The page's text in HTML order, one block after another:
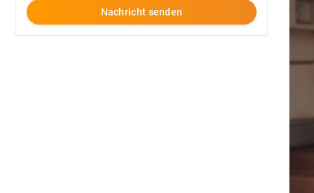
Nachricht senden